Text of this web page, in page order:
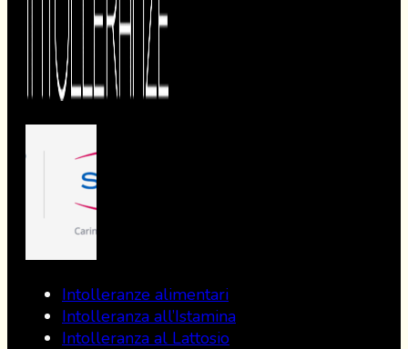
Intolleranze alimentari
Intolleranza all’Istamina
Intolleranza al Lattosio